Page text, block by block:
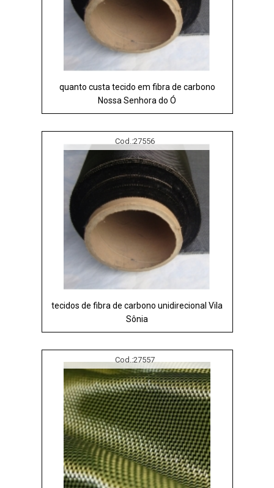
quanto custa tecido em fibra de carbono
Nossa Senhora do Ó
Cod.:27556
tecidos de fibra de carbono unidirecional Vila
Sônia
Cod.:27557